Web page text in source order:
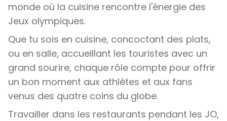
monde où la cuisine rencontre l'énergie des
Jeux olympiques.
Que tu sois en cuisine, concoctant des plats,
ou en salle, accueillant les touristes avec un
grand sourire, chaque rôle compte pour offrir
un bon moment aux athlètes et aux fans
venus des quatre coins du globe.
Travailler dans les restaurants pendant les JO,